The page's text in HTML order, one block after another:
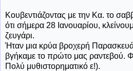
Κουβεντιάζοντας με την Κα. το
ότι σήμερα 28 Ιανουαρίου,
ζευγάρι.
Ήταν μια κρύα βροχερή
βγήκαμε το πρώτο μας ραντεβού.
Πολύ μυθιστορηματικό ε!).